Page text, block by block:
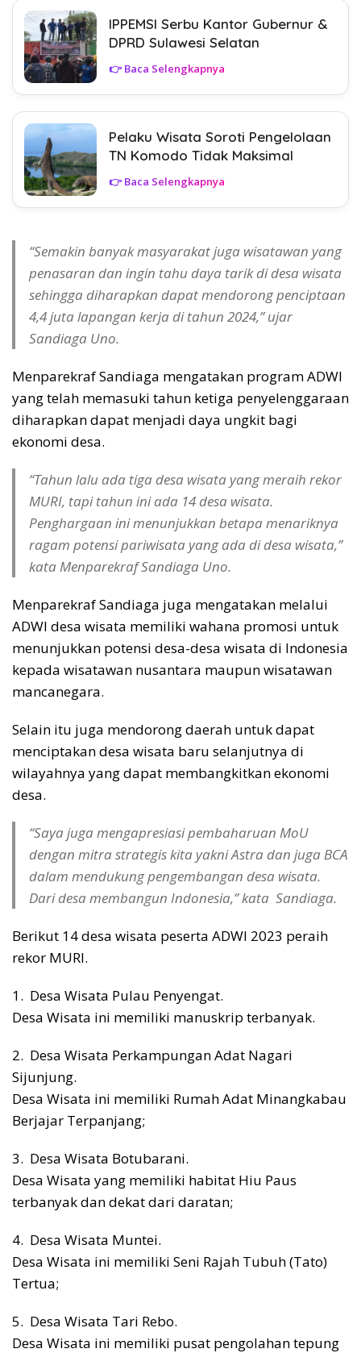
IPPEMSI Serbu Kantor Gubernur &
DPRD Sulawesi Selatan
👉 Baca Selengkapnya
Pelaku Wisata Soroti Pengelolaan
TN Komodo Tidak Maksimal
👉 Baca Selengkapnya
“Semakin banyak masyarakat juga wisatawan yang
penasaran dan ingin tahu daya tarik di desa wisata
sehingga diharapkan dapat mendorong penciptaan
4,4 juta lapangan kerja di tahun 2024,” ujar
Sandiaga Uno.
Menparekraf Sandiaga mengatakan program ADWI
yang telah memasuki tahun ketiga penyelenggaraan
diharapkan dapat menjadi daya ungkit bagi
ekonomi desa.
“Tahun lalu ada tiga desa wisata yang meraih rekor
MURI, tapi tahun ini ada 14 desa wisata.
Penghargaan ini menunjukkan betapa menariknya
ragam potensi pariwisata yang ada di desa wisata,”
kata Menparekraf Sandiaga Uno.
Menparekraf Sandiaga juga mengatakan melalui
ADWI desa wisata memiliki wahana promosi untuk
menunjukkan potensi desa-desa wisata di Indonesia
kepada wisatawan nusantara maupun wisatawan
mancanegara.
Selain itu juga mendorong daerah untuk dapat
menciptakan desa wisata baru selanjutnya di
wilayahnya yang dapat membangkitkan ekonomi
desa.
“Saya juga mengapresiasi pembaharuan MoU
dengan mitra strategis kita yakni Astra dan juga BCA
dalam mendukung pengembangan desa wisata.
Dari desa membangun Indonesia,” kata Sandiaga.
Berikut 14 desa wisata peserta ADWI 2023 peraih
rekor MURI.
1. Desa Wisata Pulau Penyengat.
Desa Wisata ini memiliki manuskrip terbanyak.
2. Desa Wisata Perkampungan Adat Nagari
Sijunjung.
Desa Wisata ini memiliki Rumah Adat Minangkabau
Berjajar Terpanjang;
3. Desa Wisata Botubarani.
Desa Wisata yang memiliki habitat Hiu Paus
terbanyak dan dekat dari daratan;
4. Desa Wisata Muntei.
Desa Wisata ini memiliki Seni Rajah Tubuh (Tato)
Tertua;
5. Desa Wisata Tari Rebo.
Desa Wisata ini memiliki pusat pengolahan tepung